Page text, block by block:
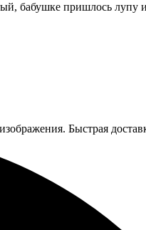
бабушке пришлось лупу
Быстрая